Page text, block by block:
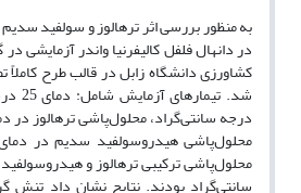
به منظور بررسی اثر ترهالوز و سولفید
در دانهال فلفل کالیفرنیا واندر آزمایشی
کشاورزی دانشگاه زابل در قالب طرح کاملاً
سانتی‌گراد بودند. نتایج نشان داد